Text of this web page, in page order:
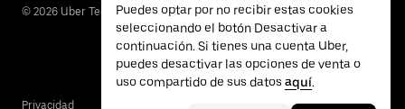
© 2026 Uber Technologies Inc.
Privacidad
Puedes optar por no recibir estas cookies
seleccionando el botón Desactivar a
continuación. Si tienes una cuenta Uber,
puedes desactivar las opciones de venta o
uso compartido de sus datos aquí.